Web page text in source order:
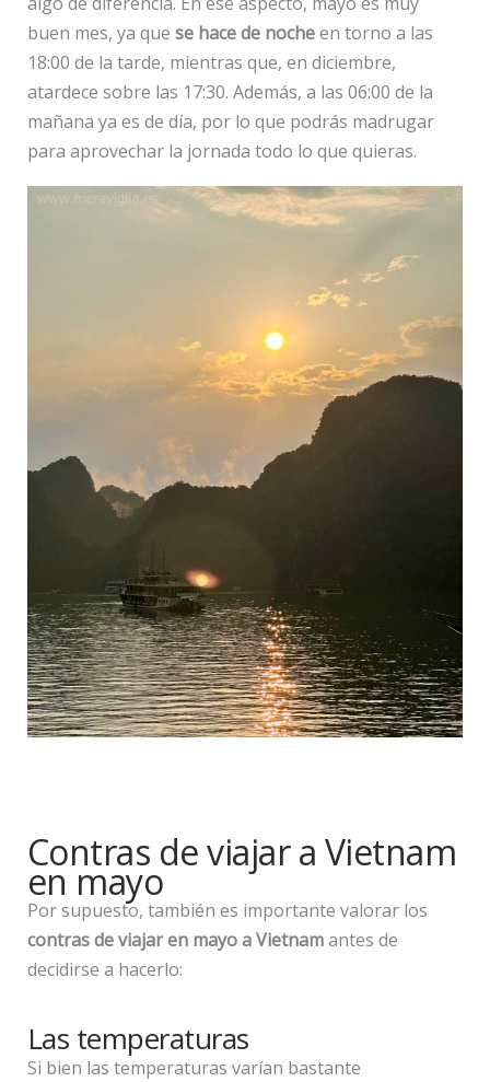
buen mes, ya que se hace de nocheen torno a las
18:00 de la tarde, mientras que, en diciembre,
atardece sobre las 17:30. Además, a las 06:00 de la
mañana ya es de día, por lo que podrás madrugar
para aprovechar la jornada todo lo que quieras.
Contras de viajar a Vietnam
en mayo
Por supuesto, también es importante valorar los
contras de viajar en mayo a Vietnamantes de
decidirse a hacerlo:
Las temperaturas
Si bien las temperaturas varían bastante